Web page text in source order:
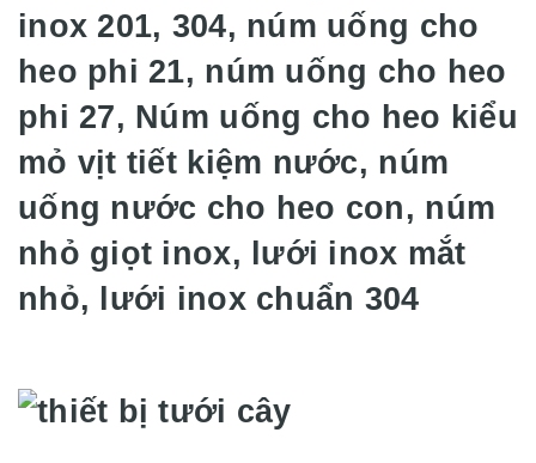
inox 201, 304, núm uống cho
heo phi 21, núm uống cho heo
phi 27, Núm uống cho heo kiểu
mỏ vịt tiết kiệm nước, núm
uống nước cho heo con, núm
nhỏ giọt inox, lưới inox mắt
nhỏ, lưới inox chuẩn 304